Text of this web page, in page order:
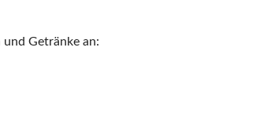
Getränke an: